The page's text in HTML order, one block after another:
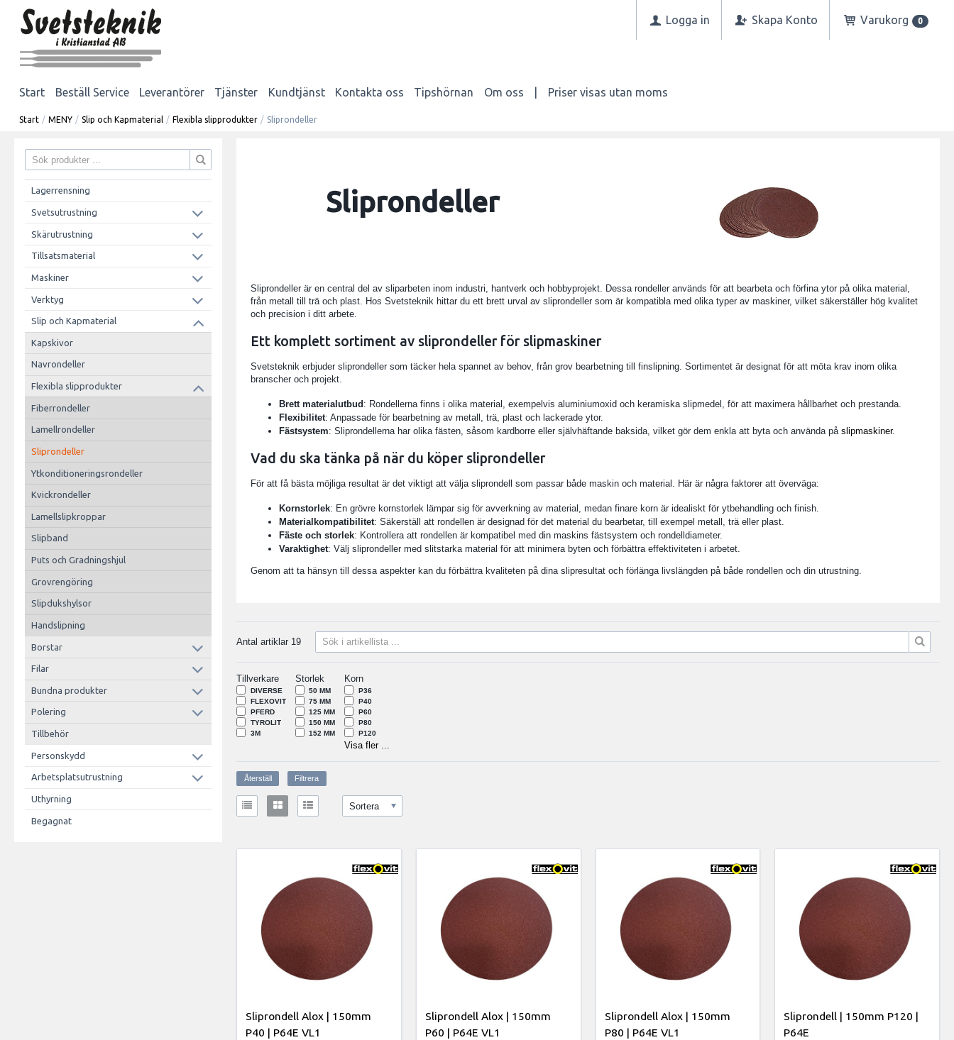
Logga in Skapa Konto Varukorg 0
Start Beställ Service Leverantörer Tjänster Kundtjänst Kontakta oss Tipshörnan Om oss Priser visas utan moms
Start / MENY / Slip och Kapmaterial / Flexibla slipprodukter / Sliprondeller
Lagerrensning
Svetsutrustning
Skärutrustning
Tillsatsmaterial
Maskiner
Verktyg
Slip och Kapmaterial
Kapskivor
Navrondeller
Flexibla slipprodukter
Fiberrondeller
Lamellrondeller
Sliprondeller
Ytkonditioneringsrondeller
Kvickrondeller
Lamellslipkroppar
Slipband
Puts och Gradningshjul
Grovrengöring
Slipdukshylsor
Handslipning
Borstar
Filar
Bundna produkter
Polering
Tillbehör
Personskydd
Arbetsplatsutrustning
Uthyrning
Begagnat
Sliprondeller
Sliprondeller är en central del av sliparbeten inom industri, hantverk och hobbyprojekt. Dessa rondeller används för att bearbeta och förfina ytor på olika material,
från metall till trä och plast. Hos Svetsteknik hittar du ett brett urval av sliprondeller som är kompatibla med olika typer av maskiner, vilket säkerställer hög kvalitet
och precision i ditt arbete.
Ett komplett sortiment av sliprondeller för slipmaskiner
Svetsteknik erbjuder sliprondeller som täcker hela spannet av behov, från grov bearbetning till finslipning. Sortimentet är designat för att möta krav inom olika
branscher och projekt.
Brett materialutbud : Rondellerna finns i olika material, exempelvis aluminiumoxid och keramiska slipmedel, för att maximera hållbarhet och prestanda.
Flexibilitet: Anpassade för bearbetning av metall, trä, plast och lackerade ytor.
Fästsystem: Sliprondellerna har olika fästen, såsom kardborre eller självhäftande baksida, vilket gör dem enkla att byta och använda påslipmaskiner.
Vad du ska tänka på när du köper sliprondeller
För att få bästa möjliga resultat är det viktigt att välja sliprondell som passar både maskin och material. Här är några faktorer att överväga:
Kornstorlek: En grövre kornstorlek lämpar sig för avverkning av material, medan finare korn är idealiskt för ytbehandling och finish.
Materialkompatibilitet: Säkerställ att rondellen är designad för det material du bearbetar, till exempel metall, trä eller plast.
Fäste och storlek: Kontrollera att rondellen är kompatibel med din maskins fästsystem och rondelldiameter.
Varaktighet: Välj sliprondeller med slitstarka material för att minimera byten och förbättra effektiviteten i arbetet.
Genom att ta hänsyn till dessa aspekter kan du förbättra kvaliteten på dina slipresultat och förlänga livslängden på både rondellen och din utrustning.
Antal artiklar 19
Tillverkare
DIVERSE
FLEXOVIT
PFERD
TYROLIT
3M
Storlek
50 MM
75 MM
125 MM
150 MM
152 MM
Korn
P36
P40
P60
P80
P120
Visa fler ...
Sortera
Sliprondell Alox | 150mm
P40 | P64E VL1
Sliprondell Alox | 150mm
P60 | P64E VL1
Sliprondell Alox | 150mm
P80 | P64E VL1
Sliprondell | 150mm P120 |
P64E